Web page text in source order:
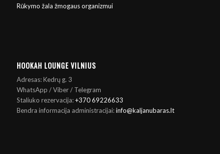
Rūkymo žala žmogaus organizmui
HOOKAH LOUNGE VILNIUS
Adresas: Kedrų g. 3
WhatsApp / Viber / Telegram
Staliuko rezervacija:+370 69226633
Bendra informacija administracijai:info@kaljanubaras.lt